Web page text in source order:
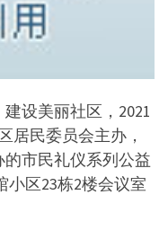
设美丽社区，2021
居民委员会主办，
市民礼仪系列公益
小区23栋2楼会议室